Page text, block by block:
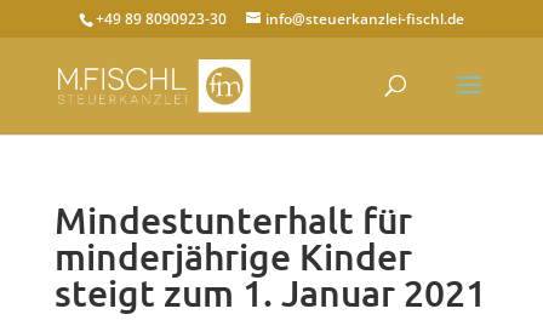
+49 89 8090923-30 info@steuerkanzlei-fischl.de
Mindestunterhalt für
minderjährige Kinder
steigt zum 1. Januar 2021